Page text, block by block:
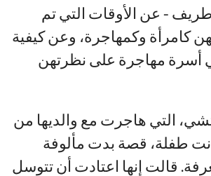
- عن الأوقات التي تم
كامرأة وكمهاجرة، وعن كيفية
أسرة مهاجرة على نظرتهن
التي هاجرت مع والديها من
طفلة، قصة بدت مألوفة
قالت إنها اعتادت أن تتوسل